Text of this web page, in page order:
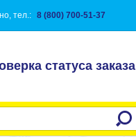
тел.: 8 (800) 700-51-37
статуса заказа